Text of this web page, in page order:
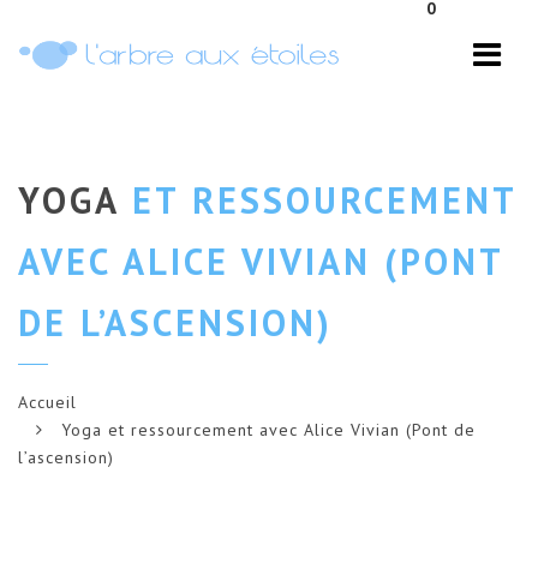
0
YOGA ET RESSOURCEMENT
AVEC ALICE VIVIAN (PONT
DE L’ASCENSION)
Accueil
Yoga et ressourcement avec Alice Vivian (Pont de
l’ascension)